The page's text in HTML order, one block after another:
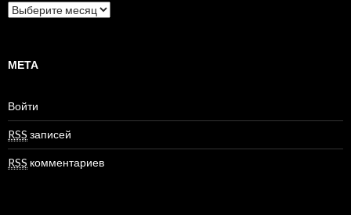
А
р
в
МЕТА
Войти
RSS записей
RSS комментариев